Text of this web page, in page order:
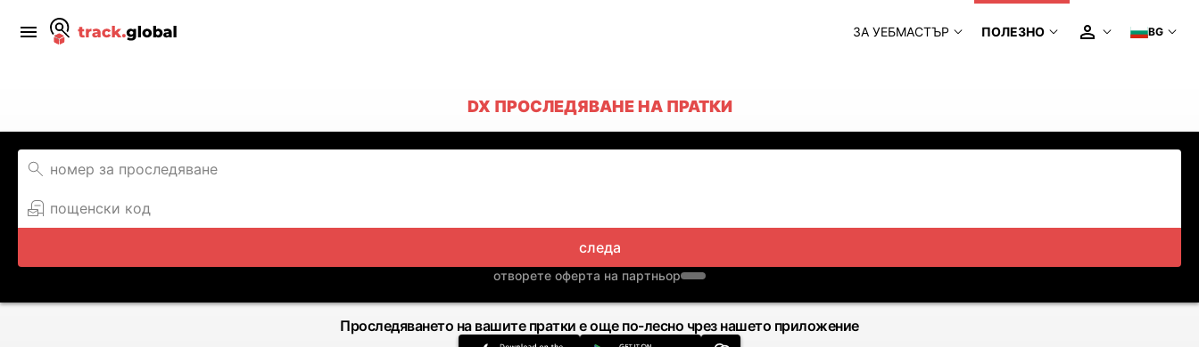
ЗА УЕБМАСТЪР ПОЛЕЗНО BG
DX ПРОСЛЕДЯВАНЕ НА ПРАТКИ
следа
отворете оферта на партньор
Проследяването на вашите пратки е още по-лесно чрез нашето приложение